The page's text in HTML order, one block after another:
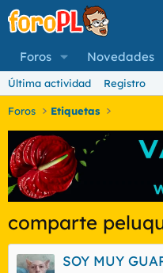
Foros Novedades
Última actividad Registro
Foros Etiquetas
comparte
SOY MUY